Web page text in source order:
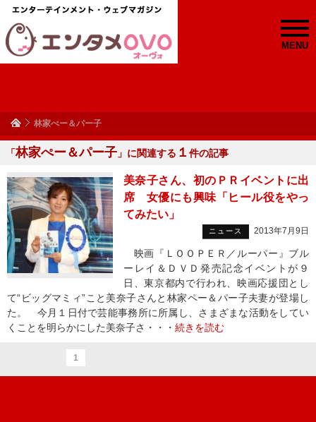
MENU
林家ぺー＆パー子
「林家ぺー＆パー子 」に関連する １ 件の記事
美奈子さん、初のＰＲイベントに出
席 女優にも興味「ヒール役をやっ
てみたい」
ニュース 2013年7月9日
映画『ＬＯＯＰＥＲ／ルーパー』ブル
ーレイ＆ＤＶＤ発売記念イベントが９
日、東京都内で行われ、映画応援団とし
て“ビッグマミィ”こと美奈子さんと林家ペー＆パー子夫妻が登場し
た。 今月１日付で芸能事務所に所属し、さまざまな活動をしてい
くことを明らかにした美奈子さ・・・ 続きを読む
1